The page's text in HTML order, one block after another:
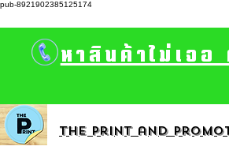
pub-8921902385125174
หาสินค้าไม่เจ
The print and